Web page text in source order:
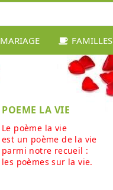
MARIAGE FAMILLES
POEME LA VIE
Le poème la vie
est un poème de la vie
parmi notre recueil :
les poèmes sur la vie.